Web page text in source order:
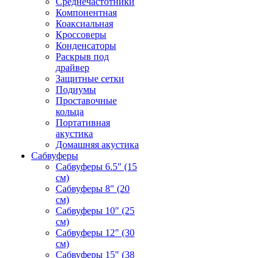
Компонентная
Коаксиальная
Кроссоверы
Конденсаторы
Раскрыв под
драйвер
Защитные сетки
Подиумы
Проставочные
кольца
Портативная
акустика
Домашняя акустика
Сабвуферы
Сабвуферы 6.5" (15
см)
Сабвуферы 8" (20
см)
Сабвуферы 10" (25
см)
Сабвуферы 12" (30
см)
Сабвуферы 15" (38